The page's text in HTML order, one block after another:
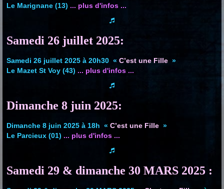
Le Marignane (13) ... plus d'infos ...
Samedi 26 juillet 2025:
Samedi 26 juillet 2025 à 20h30 « C’est une Fille »
Le Mazet St Voy (43) ... plus d'infos ...
Dimanche 8 juin 2025:
Dimanche 8 juin 2025 à 18h « C’est une Fille »
Le Parcieux (01) ... plus d'infos ...
Samedi 29 & dimanche 30 MARS 2025 :